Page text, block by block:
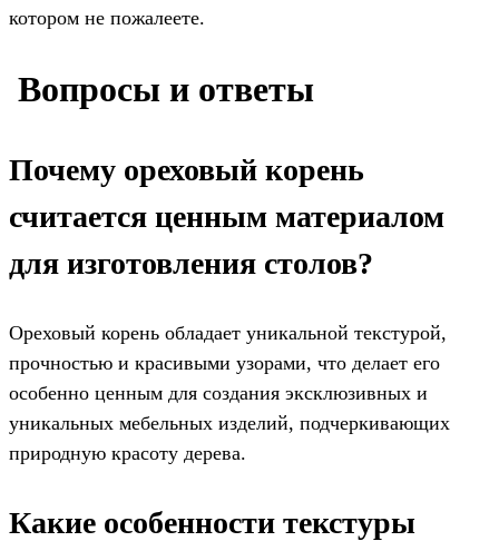
котором не пожалеете.
️ Вопросы и ответы
Почему ореховый корень
считается ценным материалом
для изготовления столов?
Ореховый корень обладает уникальной текстурой,
прочностью и красивыми узорами, что делает его
особенно ценным для создания эксклюзивных и
уникальных мебельных изделий, подчеркивающих
природную красоту дерева.
Какие особенности текстуры